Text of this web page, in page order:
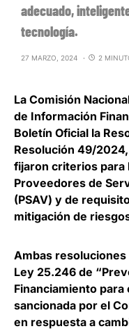
adecuado,
tecnología.
27 MARZO, 2024 2
La Comisión
de Información
Boletín Oficial la
Resolución 49/
fijaron criterios para
Proveedores de
(PSAV) y de
mitigación de
Ambas
Ley 25.246 de
Financiamiento
sancionada por el
en respuesta a